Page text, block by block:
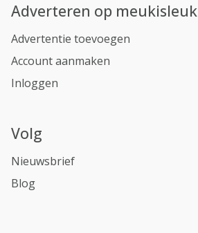
Adverteren op meukisleuk
Advertentie toevoegen
Account aanmaken
Inloggen
Volg
Nieuwsbrief
Blog